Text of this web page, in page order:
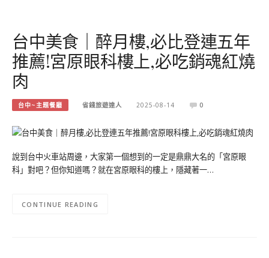
台中美食｜醉月樓,必比登連五年
推薦!宮原眼科樓上,必吃銷魂紅燒
肉
台中~主題餐廳 省錢旅遊達人 2025-08-14 0
說到台中火車站周邊，大家第一個想到的一定是鼎鼎大名的「宮原眼
科」對吧？但你知道嗎？就在宮原眼科的樓上，隱藏著一…
CONTINUE READING